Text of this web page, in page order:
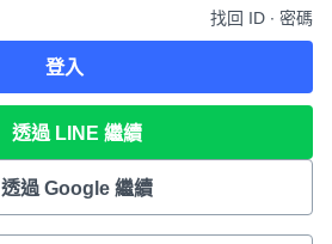
找回 ID ∙ 密碼
登入
透過 LINE 繼續
透過 Google 繼續